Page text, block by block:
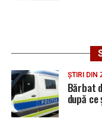
Urmărește
ȘTIRI DIN
Bărbat
după